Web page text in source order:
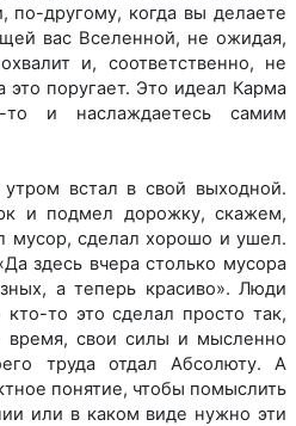
другому, когда вы делаете
вас Вселенной, не ожидая,
и, соответственно, не
это поругает. Это идеал Карма
и наслаждаетесь самим
встал в свой выходной.
и подмел дорожку, скажем,
мусор, сделал хорошо и ушел.
здесь вчера столько мусора
а теперь красиво». Люди
то это сделал просто так,
свои силы и мысленно
труда отдал Абсолюту. А
понятие, чтобы помыслить
или в каком виде нужно эти